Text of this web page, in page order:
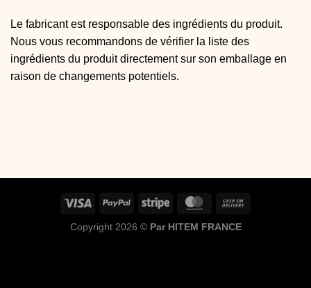
Le fabricant est responsable des ingrédients du produit.
Nous vous recommandons de vérifier la liste des
ingrédients du produit directement sur son emballage en
raison de changements potentiels.
Copyright 2026 © Par HITEM FRANCE